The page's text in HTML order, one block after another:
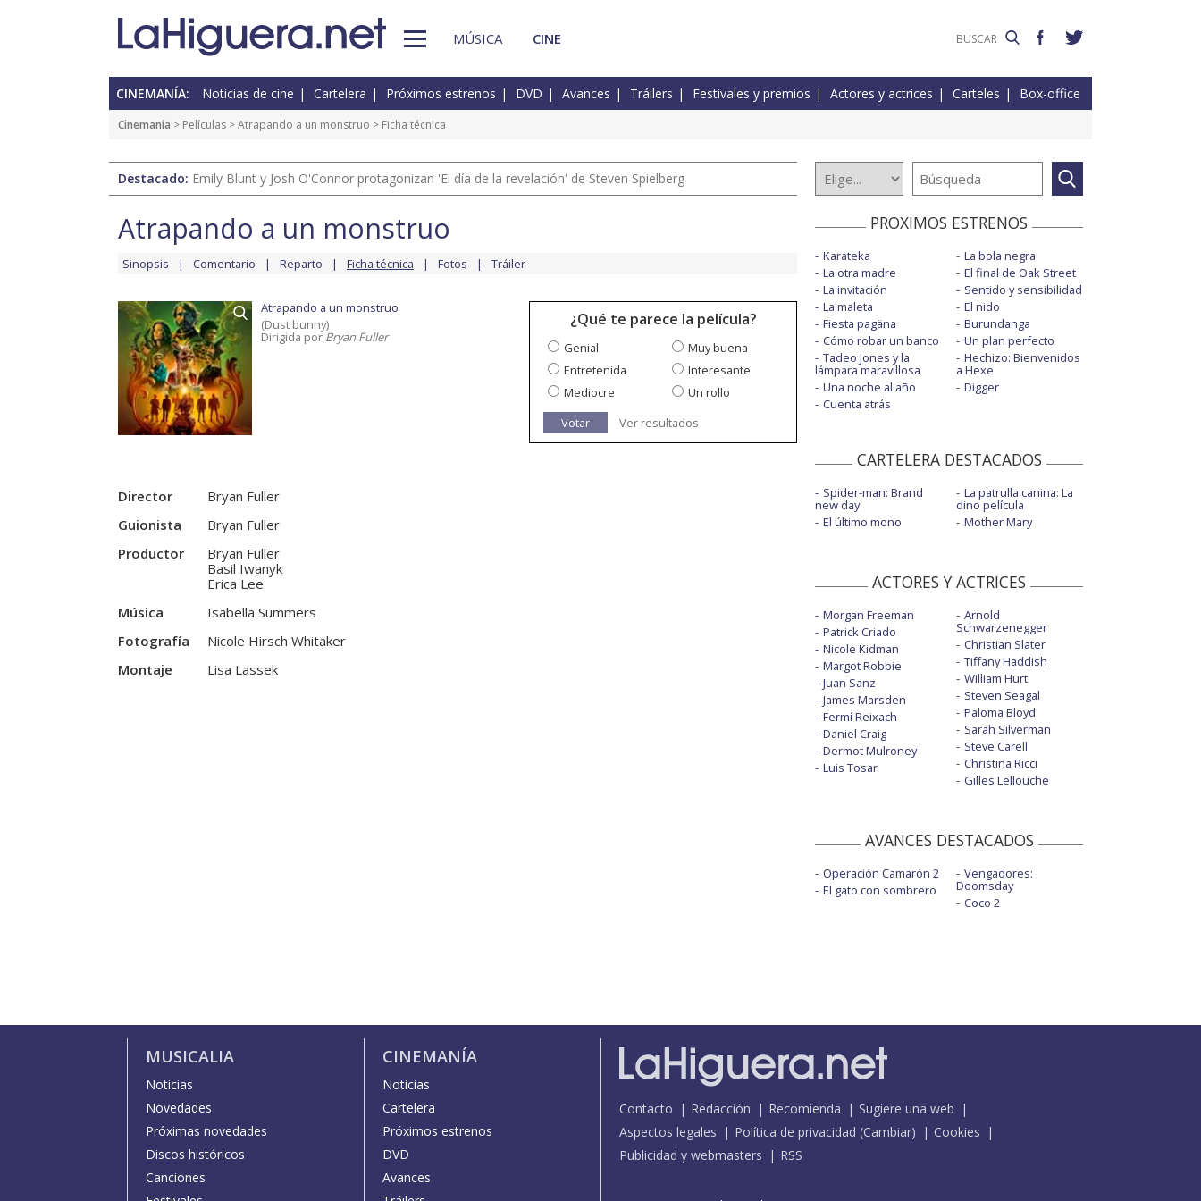
MÚSICA CINE
CINEMANÍA: Noticias de cine Cartelera Próximos estrenos DVD Avances Tráilers Festivales y premios Actores y actrices Carteles Box-office
Cinemanía > Películas >Atrapando a un monstruo > Ficha técnica
Destacado: Emily Blunt y Josh O'Connor protagonizan 'El día de la revelación' de Steven Spielberg
Atrapando a un monstruo
Sinopsis Comentario Reparto Ficha técnica Fotos Tráiler
Atrapando a un monstruo
(Dust bunny)
Dirigida porBryan Fuller
¿Qué te parece la película?
Genial
Muy buena
Entretenida
Interesante
Mediocre
Un rollo
Votar
Ver resultados
Director
Bryan Fuller
Guionista
Bryan Fuller
Productor
Bryan Fuller
Basil Iwanyk
Erica Lee
Música
Isabella Summers
Fotografía
Nicole Hirsch Whitaker
Montaje
Lisa Lassek
PROXIMOS ESTRENOS
Karateka
La otra madre
La invitación
La maleta
Fiesta pagäna
Cómo robar un banco
Tadeo Jones y la
lámpara maravillosa
Una noche al año
Cuenta atrás
La bola negra
El final de Oak Street
Sentido y sensibilidad
El nido
Burundanga
Un plan perfecto
Hechizo: Bienvenidos
a Hexe
Digger
CARTELERA DESTACADOS
Spider-man: Brand
new day
El último mono
La patrulla canina: La
dino película
Mother Mary
ACTORES Y ACTRICES
Morgan Freeman
Patrick Criado
Nicole Kidman
Margot Robbie
Juan Sanz
James Marsden
Fermí Reixach
Daniel Craig
Dermot Mulroney
Luis Tosar
Arnold
Schwarzenegger
Christian Slater
Tiffany Haddish
William Hurt
Steven Seagal
Paloma Bloyd
Sarah Silverman
Steve Carell
Christina Ricci
Gilles Lellouche
AVANCES DESTACADOS
Operación Camarón 2
El gato con sombrero
Vengadores:
Doomsday
Coco 2
MUSICALIA
Noticias
Novedades
Próximas novedades
Discos históricos
Canciones
CINEMANÍA
Noticias
Cartelera
Próximos estrenos
DVD
Avances
Contacto Redacción Recomienda
Sugiere una web
Aspectos legales
Política de privacidad (Cambiar)
Cookies
Publicidad y webmasters
RSS